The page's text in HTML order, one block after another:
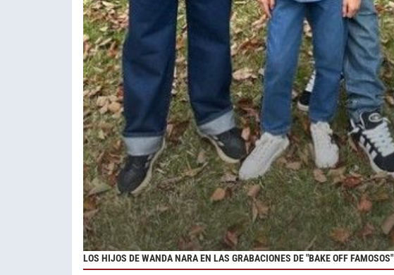
LOS HIJOS DE WANDA NARA EN LAS GRABACIONES DE "BAKE OFF FAMOSOS"